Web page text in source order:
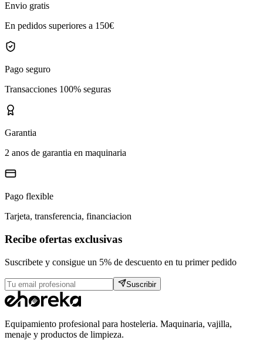
Envio gratis
En pedidos superiores a 150€
Pago seguro
Transacciones 100% seguras
Garantia
2 anos de garantia en maquinaria
Pago flexible
Tarjeta, transferencia, financiacion
Recibe ofertas exclusivas
Suscribete y consigue un 5% de descuento en tu primer pedido
Suscribir
Equipamiento profesional para hosteleria. Maquinaria, vajilla,
menaje y productos de limpieza.